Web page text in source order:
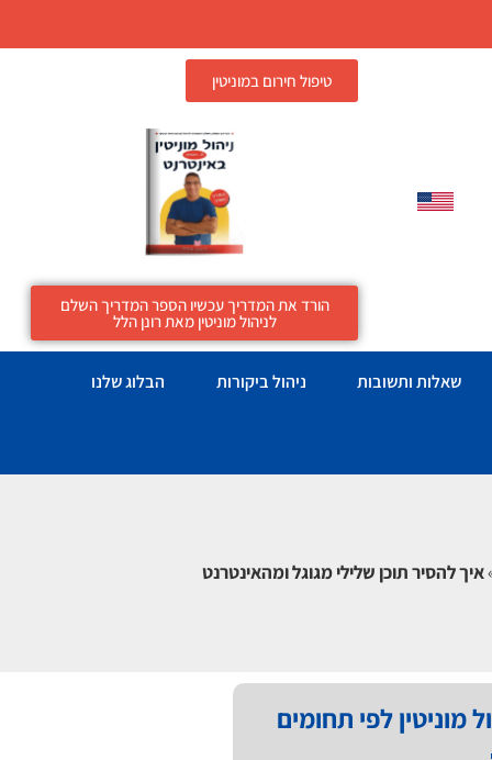
טיפול חירום במוניטין
הורד את המדריך עכשיו הספר המדריך השלם
לניהול מוניטין מאת רונן הלל
שאלות ותשובות ניהול ביקורות הבלוג שלנו
איך להסיר תוכן שלילי מגוגל ומהאינטרנט
מוניטין לפי תחומים